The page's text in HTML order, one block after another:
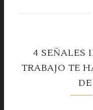
4 SEÑALES
TRABAJO TE